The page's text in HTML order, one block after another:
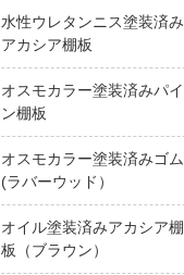
水性ウレタンニス塗装済み
アカシア棚板
オスモカラー塗装済みパイ
ン棚板
オスモカラー塗装済みゴム
(ラバーウッド）
オイル塗装済みアカシア棚
板（ブラウン）